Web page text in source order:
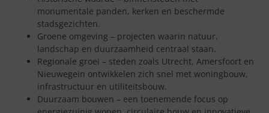
monumentale panden, kerken en beschermde
stadsgezichten.
Groene omgeving – projecten waarin natuur,
landschap en duurzaamheid centraal staan.
Regionale groei – steden zoals Utrecht, Amersfoort en
Nieuwegein ontwikkelen zich snel met woningbouw,
infrastructuur en utiliteitsbouw.
Duurzaam bouwen – een toenemende focus op